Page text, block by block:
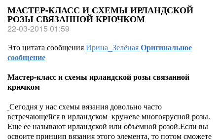
МАСТЕР-КЛАСС И СХЕМЫ ИРЛАНДСКОЙ
РОЗЫ СВЯЗАННОЙ КРЮЧКОМ
22-03-2015 01:59
Это цитата сообщенияИрина_ЗелёнаяОригинальное
сообщение
Мастер-класс и схемы ирландской розы связанной
крючком
Сегодня у нас схемы вязания довольно часто
встречающейся в ирландском кружеве многоярусной розы.
Еще ее называют ирландской или объемной розой.Если вы
освоите принцип вязания этого элемента, то потом сможете